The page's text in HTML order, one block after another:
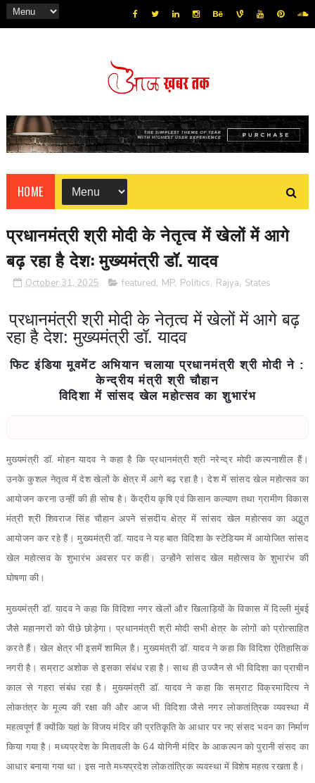
HOME
प्रधानमंत्री श्री मोदी के नेतृत्व में खेलों में आगे
बढ़ रहा है देश: मुख्यमंत्री डॉ. यादव
October 31, 2025 featured, MP, Politics, Rajya, States
प्रधानमंत्री श्री मोदी के नेतृत्व में खेलों में आगे बढ़
रहा है देश: मुख्यमंत्री डॉ. यादव
फिट इंडिया मूवमेंट अभियान चलाया प्रधानमंत्री श्री मोदी ने :
केन्द्रीय मंत्री श्री चौहान
विदिशा में सांसद खेल महोत्सव का शुभारंभ
मुख्यमंत्री डॉ. मोहन यादव ने कहा है कि प्रधानमंत्री श्री नरेन्द्र मोदी कल्पनाशील हैं।
उनके कुशल नेतृत्व में देश खेलों के क्षेत्र में आगे बढ़ रहा है। देश में सांसद खेल महोत्सव का
आयोजन करना उन्हीं की ही सोच है। केंद्रीय कृषि एवं किसान कल्याण तथा ग्रामीण विकास
मंत्री श्री शिवराज सिंह चौहान अपने संसदीय क्षेत्र में सांसद खेल महोत्सव का अद्भुत
आयोजन कर रहे हैं। मुख्यमंत्री डॉ. यादव ने यह बात विदिशा के स्टेडियम में आयोजित सांसद
खेल महोत्सव के शुभारंभ अवसर पर कही। उन्होंने सांसद खेल महोत्सव के शुभारंभ की
घोषणा की।
मुख्यमंत्री डॉ. यादव ने कहा कि विदिशा नगर खेलों और खिलाड़ियों के विकास में दिल्ली मुंबई
जैसे महानगरों को पीछे छोड़ेगा। प्रधानमंत्री श्री मोदी सभी क्षेत्र के लोगों को प्रोत्साहित
करते हैं। खेल क्षेत्र भी इसमें शामिल है। मुख्यमंत्री डॉ. यादव ने कहा कि विदिशा ऐतिहासिक
नगरी है। सम्राट अशोक से इसका संबंध रहा है। साथ ही उज्जैन से भी विदिशा का प्राचीन
काल से गहरा संबंध रहा है। मुख्यमंत्री डॉ. यादव ने कहा कि सम्राट विक्रमादित्य ने
लोकतंत्र के मूल्य की रक्षा की और आज भी विदिशा जैसे नगर लोकतांत्रिक व्यवस्था में
महत्वपूर्ण हैं क्योंकि यहां के विजय मंदिर की प्रतिकृति के आधार पर नए संसद भवन का निर्माण
किया गया है। मध्यप्रदेश के मितावली के 64 योगिनी मंदिर के आकल्पन को पुरानी संसद का
आधार बनाया गया था। इस नाते मध्यप्रदेश लोकतांत्रिक व्यवस्था में विशेष महत्व रखता है।